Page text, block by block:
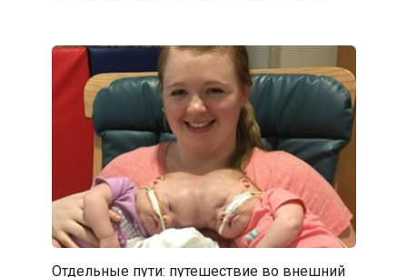
Отдельные пути: путешествие во внешний